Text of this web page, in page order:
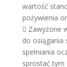
wartość
pożywienia
 Zawyżone
do osiągania
spełniania
sprostać tym